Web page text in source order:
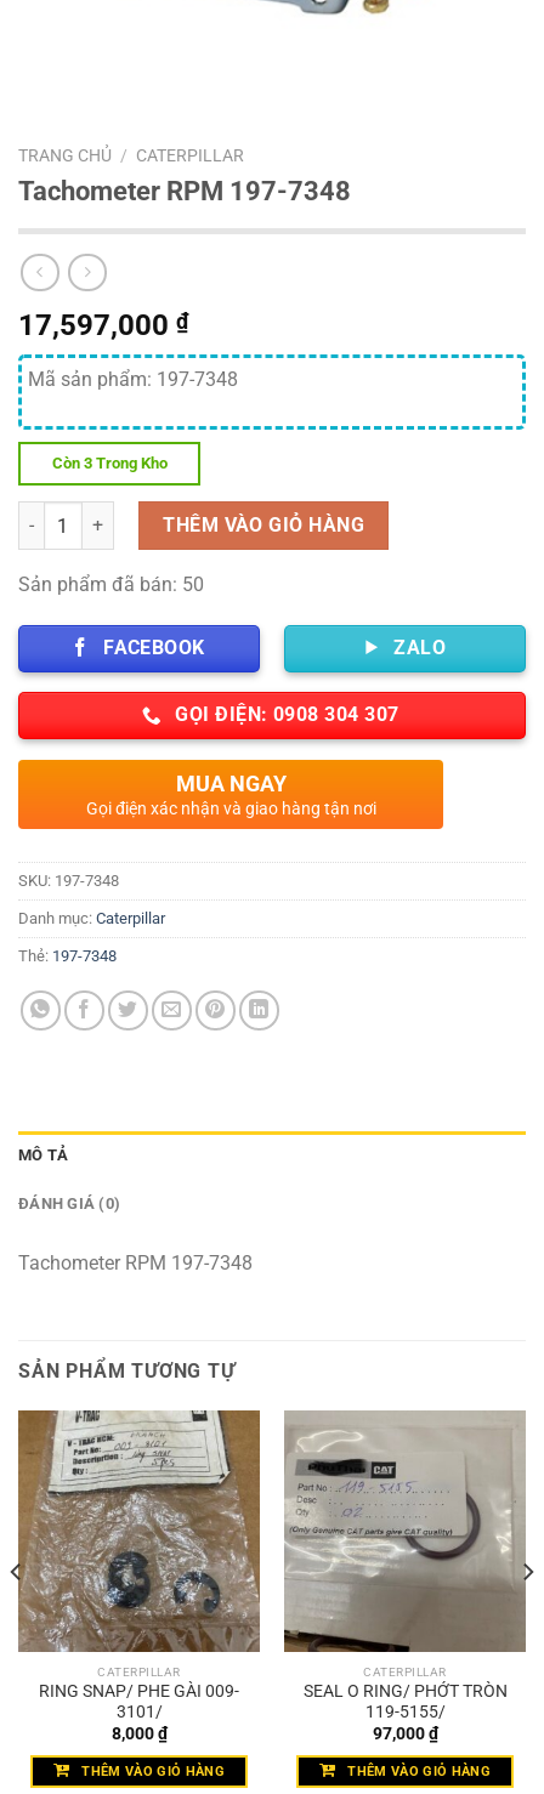
TRANG CHỦ / CATERPILLAR
Tachometer RPM 197-7348
17,597,000 ₫
Mã sản phẩm: 197-7348
Còn 3 Trong Kho
Số lượng THÊM VÀO GIỎ HÀNG
Sản phẩm đã bán: 50
FACEBOOK ZALO
GỌI ĐIỆN: 0908 304 307
MUA NGAY
Gọi điện xác nhận và giao hàng tận nơi
SKU: 197-7348
Danh mục: Caterpillar
Thẻ: 197-7348
MÔ TẢ
ĐÁNH GIÁ (0)
Tachometer RPM 197-7348
SẢN PHẨM TƯƠNG TỰ
CATERPILLAR
RING SNAP/ PHE GÀI 009-
3101/
8,000₫
THÊM VÀO GIỎ HÀNG
CATERPILLAR
SEAL O RING/ PHỚT TRÒN
119-5155/
97,000₫
THÊM VÀO GIỎ HÀNG